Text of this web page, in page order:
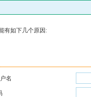
有如下几个原因:
名